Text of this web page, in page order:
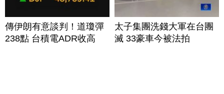
傳伊朗有意談判！道瓊彈
238點 台積電ADR收高
太子集團洗錢大軍在台團
滅 33豪車今被法拍